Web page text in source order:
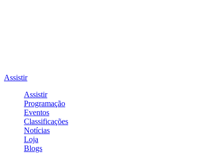
Assistir
Assistir
Programação
Eventos
Classificações
Notícias
Loja
Blogs